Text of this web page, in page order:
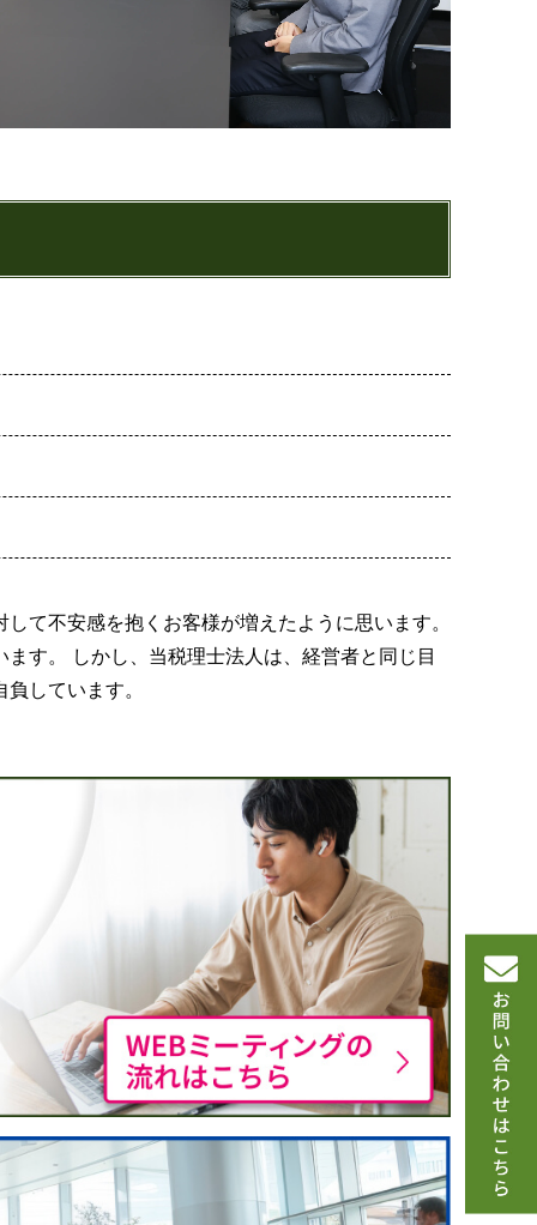
て不安感を抱くお客様が増えたように思います。
す。 しかし、当税理士法人は、経営者と同じ目
しています。